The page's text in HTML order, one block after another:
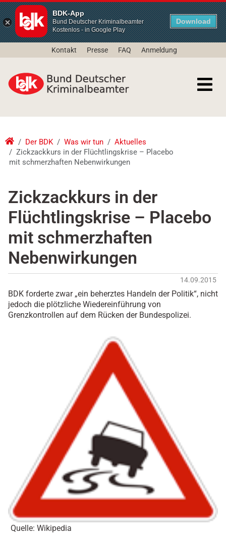
BDK-App
Bund Deutscher Kriminalbeamter
Kostenlos - in Google Play
Download
Kontakt Presse FAQ Anmeldung
Der BDK Was wir tun
Aktuelles
Zickzackkurs in der Flüchtlingskrise – Placebo
mit schmerzhaften Nebenwirkungen
Zickzackkurs in der
Flüchtlingskrise – Placebo
mit schmerzhaften
Nebenwirkungen
14.09.2015
BDK forderte zwar „ein beherztes Handeln der Politik“, nicht
jedoch die plötzliche Wiedereinführung von
Grenzkontrollen auf dem Rücken der Bundespolizei.
Quelle: Wikipedia